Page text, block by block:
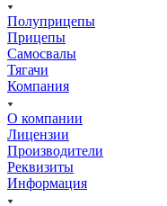
Полуприцепы
Прицепы
Самосвалы
Тягачи
Компания
О компании
Лицензии
Производители
Реквизиты
Информация